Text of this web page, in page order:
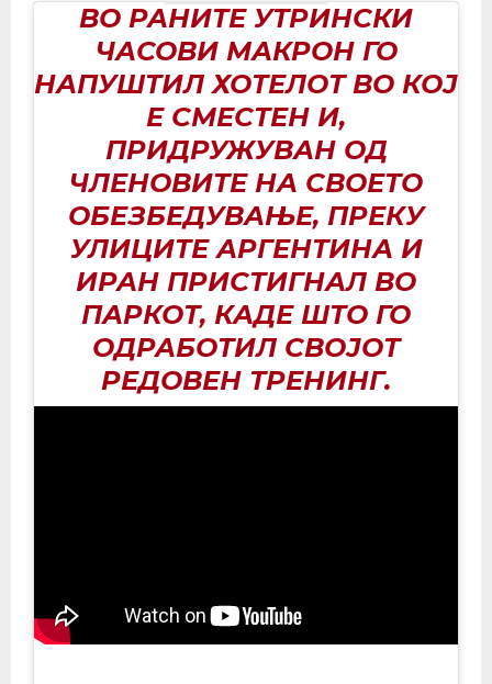
ВО РАНИТЕ УТРИНСКИ
ЧАСОВИ МАКРОН ГО
НАПУШТИЛ ХОТЕЛОТ ВО КОЈ
Е СМЕСТЕН И,
ПРИДРУЖУВАН ОД
ЧЛЕНОВИТЕ НА СВОЕТО
ОБЕЗБЕДУВАЊЕ, ПРЕКУ
УЛИЦИТЕ АРГЕНТИНА И
ИРАН ПРИСТИГНАЛ ВО
ПАРКОТ, КАДЕ ШТО ГО
ОДРАБОТИЛ СВОЈОТ
РЕДОВЕН ТРЕНИНГ.